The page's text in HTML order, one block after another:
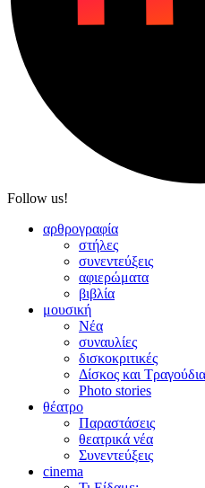
Follow us!
αρθρογραφία
στήλες
συνεντεύξεις
αφιερώματα
βιβλία
μουσική
Νέα
συναυλίες
δισκοκριτικές
Δίσκος και
Photo stories
θέατρο
Παραστάσεις
θεατρικά νέα
Συνεντεύξεις
cinema